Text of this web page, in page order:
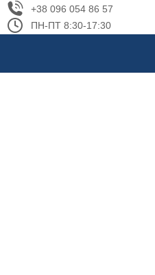
+38 096 054 86 57
ПН-ПТ 8:30-17:30